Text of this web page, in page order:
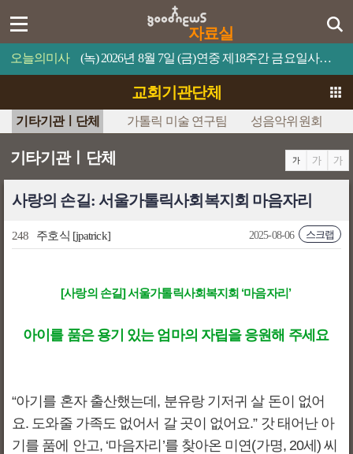
자료실
오늘의미사 (녹) 2026년 8월 7일 (금)연중 제18주간 금요일사람이 제 목숨을 무엇과 바꿀 수 있겠느냐?
교회기관단체
기타기관ㅣ단체 가톨릭 미술 연구팀 성음악위원회
기타기관ㅣ단체
사랑의 손길: 서울가톨릭사회복지회 마음자리
248 주호식 [jpatrick] 스크랩
2025-08-06
[사랑의 손길] 서울가톨릭사회복지회 ‘마음자리’
아이를 품은 용기 있는 엄마의 자립을 응원해 주세요
“아기를 혼자 출산했는데, 분유랑 기저귀 살 돈이 없어
요. 도와줄 가족도 없어서 갈 곳이 없어요.” 갓 태어난 아
기를 품에 안고, ‘마음자리’를 찾아온 미연(가명, 20세) 씨